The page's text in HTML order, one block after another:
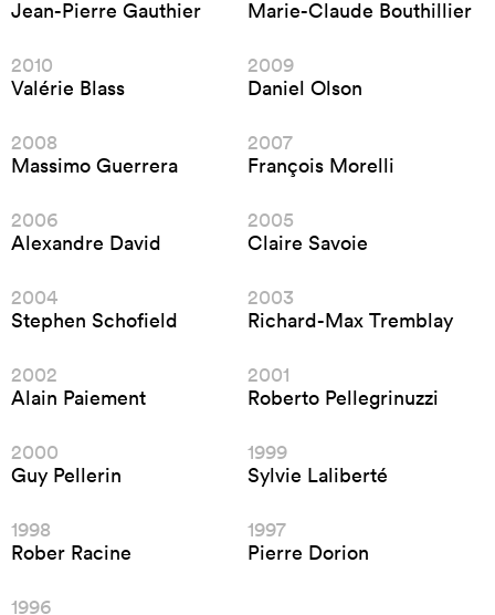
Jean-Pierre Gauthier
Marie-Claude Bouthillier
2010
Valérie Blass
2009
Daniel Olson
2008
Massimo Guerrera
2007
François Morelli
2006
Alexandre David
2005
Claire Savoie
2004
Stephen Schofield
2003
Richard-Max Tremblay
2002
Alain Paiement
2001
Roberto Pellegrinuzzi
2000
Guy Pellerin
1999
Sylvie Laliberté
1998
Rober Racine
1997
Pierre Dorion
1996